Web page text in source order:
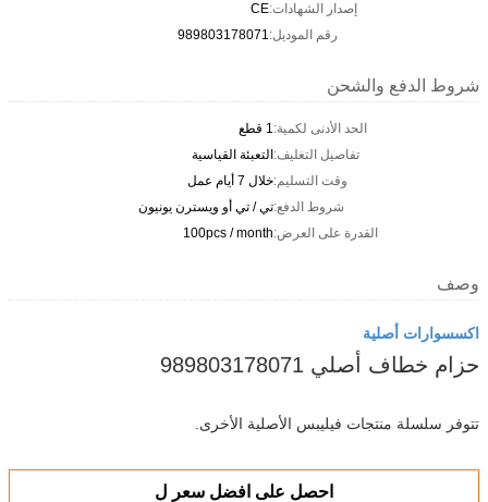
إصدار الشهادات:CE
رقم الموديل:989803178071
شروط الدفع والشحن
الحد الأدنى لكمية:1 قطع
تفاصيل التغليف:التعبئة القياسية
وقت التسليم:خلال 7 أيام عمل
شروط الدفع:تي / تي أو ويسترن يونيون
القدرة على العرض:100pcs / month
وصف
اكسسوارات أصلية
حزام خطاف أصلي 989803178071
تتوفر سلسلة منتجات فيليبس الأصلية الأخرى.
احصل على افضل سعر ل